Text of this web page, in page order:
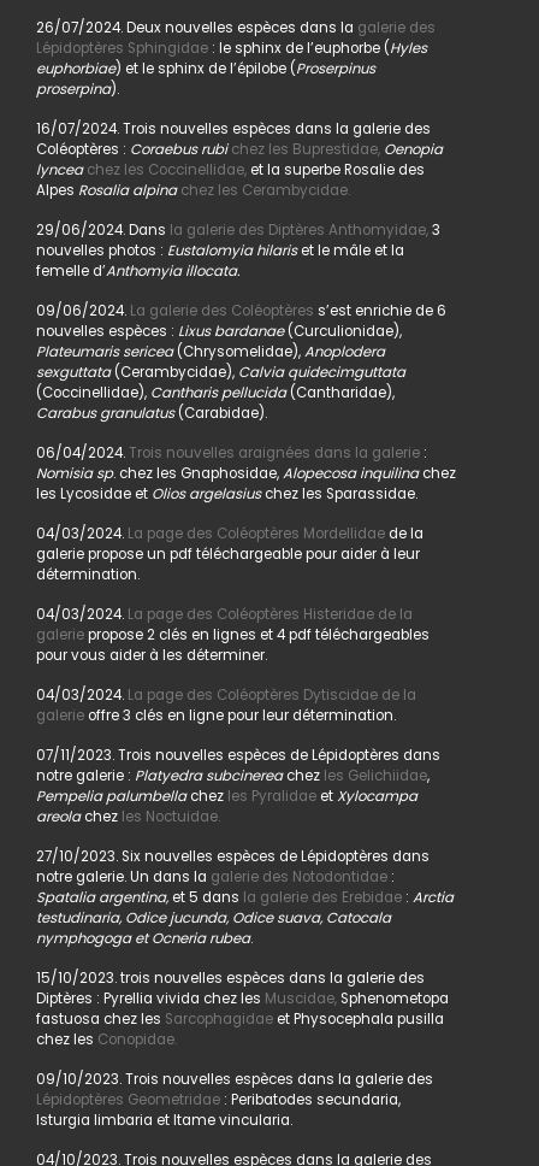
26/07/2024. Deux nouvelles espèces dans la galerie des
Lépidoptères Sphingidae: le sphinx de l’euphorbe (Hyles
euphorbiae) et le sphinx de l’épilobe (Proserpinus
proserpina).
16/07/2024. Trois nouvelles espèces dans la galerie des
Coléoptères : Coraebus rubi chez les Buprestidae, Oenopia
lyncea chez les Coccinellidae,et la superbe Rosalie des
Alpes Rosalia alpina chez les Cerambycidae.
29/06/2024. Dans la galerie des Diptères Anthomyidae,3
nouvelles photos : Eustalomyia hilariset le mâle et la
femelle d’Anthomyia illocata.
09/06/2024.La galerie des Coléoptères s’est enrichie de 6
nouvelles espèces : Lixus bardanae(Curculionidae),
Plateumaris sericea(Chrysomelidae),Anoplodera
sexguttata(Cerambycidae), Calvia quidecimguttata
(Coccinellidae), Cantharis pellucida(Cantharidae),
Carabus granulatus(Carabidae).
06/04/2024.Trois nouvelles araignées dans la galerie:
Nomisia sp. chez les Gnaphosidae,Alopecosa inquilinachez
les Lycosidae et Olios argelasiuschez les Sparassidae.
04/03/2024. La page des Coléoptères Mordellidaede la
galerie propose un pdf téléchargeable pour aider à leur
détermination.
04/03/2024. La page des Coléoptères Histeridae de la
galeriepropose 2 clés en lignes et 4 pdf téléchargeables
pour vous aider à les déterminer.
04/03/2024. La page des Coléoptères Dytiscidae de la
galerieoffre 3 clés en ligne pour leur détermination.
07/11/2023. Trois nouvelles espèces de Lépidoptères dans
notre galerie : Platyedra subcinereachez les Gelichiidae,
Pempelia palumbellachez les PyralidaeetXylocampa
areolachez les Noctuidae.
27/10/2023. Six nouvelles espèces de Lépidoptères dans
notre galerie. Un dans la galerie des Notodontidae:
Spatalia argentina, et 5 dans la galerie des Erebidae: Arctia
testudinaria, Odice jucunda, Odice suava, Catocala
nymphogoga et Ocneria rubea.
15/10/2023. trois nouvelles espèces dans la galerie des
Diptères : Pyrellia vivida chez les Muscidae,Sphenometopa
fastuosa chez les Sarcophagidaeet Physocephala pusilla
chez les Conopidae.
09/10/2023. Trois nouvelles espèces dans la galerie des
Lépidoptères Geometridae: Peribatodes secundaria,
Isturgia limbaria et Itame vincularia.
04/10/2023. Trois nouvelles espèces dans la galerie des